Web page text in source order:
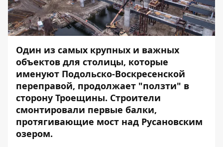
Один из самых крупных и важных
объектов для столицы, которые
именуют Подольско-Воскресенской
переправой, продолжает "ползти" в
сторону Троещины. Строители
смонтировали первые балки,
протягивающие мост над Русановским
озером.